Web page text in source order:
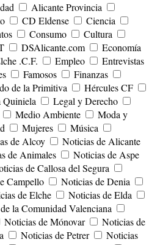
Alicante Provincia
CD Eldense
Ciencia
Consumo
Cultura
DSAlicante.com
Economía
.C.F. Empleo
Entrevistas
Famosos
Finanzas
de la Primitiva
Hércules CF
Quiniela
Legal y Derecho
Medio Ambiente
Moda y
Mujeres
Música
de Alcoy
Noticias de Alicante
de Animales
Noticias de Aspe
de Callosa del Segura
Campello
Noticias de Denia
de Elche
Noticias de Elda
la Comunidad Valenciana
Noticias de Mónovar
Noticias de
Noticias de Petrer
Noticias